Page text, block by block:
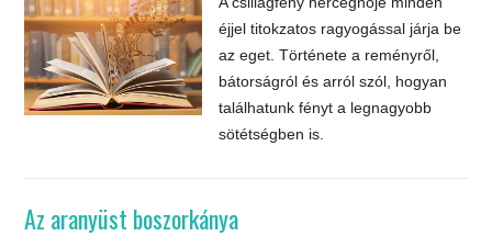
éjjel titokzatos ragyogással járja be
az eget. Története a reményről,
bátorságról és arról szól, hogyan
találhatunk fényt a legnagyobb
sötétségben is.
Az aranyüst boszorkánya